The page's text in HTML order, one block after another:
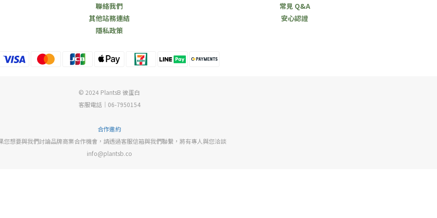
聯絡我們
其他站務連結
隱私政策
常見 Q&A
安心認證
© 2024 PlantsB 彼蛋白
客服電話｜06-7950154
合作邀約
您想要與我們討論品牌商業合作機會，請透過客服信箱與我們聯繫，將有專人與您洽談
info@plantsb.co